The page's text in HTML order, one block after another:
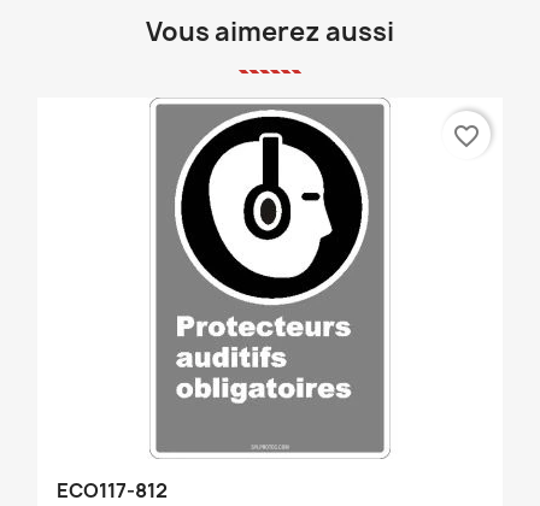
Vous aimerez aussi
ECO117-812
favorite_border